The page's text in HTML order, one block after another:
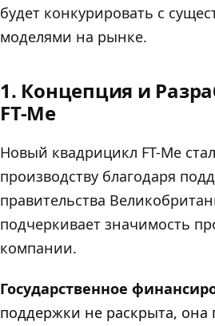
будет конкурировать с
моделями на рынке.
1. Концепция и
FT-Me
Новый квадрицикл FT-Me
производству благодаря
правительства
подчеркивает значимость
компании.
Государственное
поддержки не раскрыта, она